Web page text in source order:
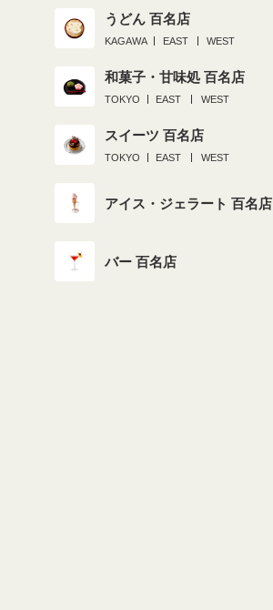
うどん 百名店
KAGAWA EAST WEST
和菓子・甘味処 百名店
TOKYO EAST WEST
スイーツ 百名店
TOKYO EAST WEST
アイス・ジェラート 百名店
バー 百名店